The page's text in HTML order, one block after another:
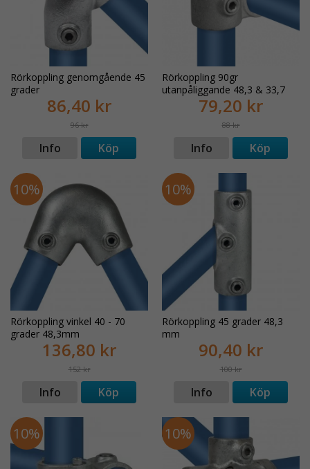
Rörkoppling genomgående 45
grader
86,40 kr
96 kr
Info Köp
Rörkoppling 90gr
utanpåliggande 48,3 & 33,7
79,20 kr
88 kr
Info Köp
10%
Rörkoppling vinkel 40 - 70
grader 48,3mm
136,80 kr
152 kr
Info Köp
10%
Rörkoppling 45 grader 48,3
mm
90,40 kr
100 kr
Info Köp
10% 10%